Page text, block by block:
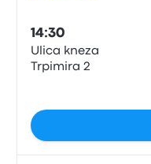
14:30
Ulica kneza
Trpimira 2